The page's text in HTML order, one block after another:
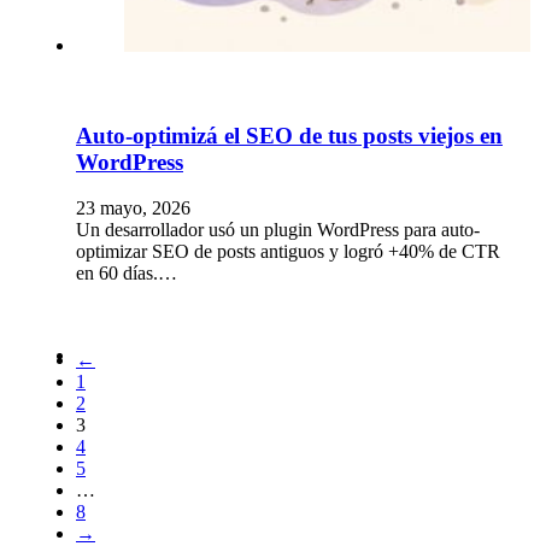
Auto-optimizá el SEO de tus posts viejos en
WordPress
23 mayo, 2026
Un desarrollador usó un plugin WordPress para auto-
optimizar SEO de posts antiguos y logró +40% de CTR
en 60 días.…
←
1
2
3
4
5
…
8
→